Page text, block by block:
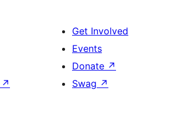
↗
Get Involved
Events
Donate ↗
Swag ↗